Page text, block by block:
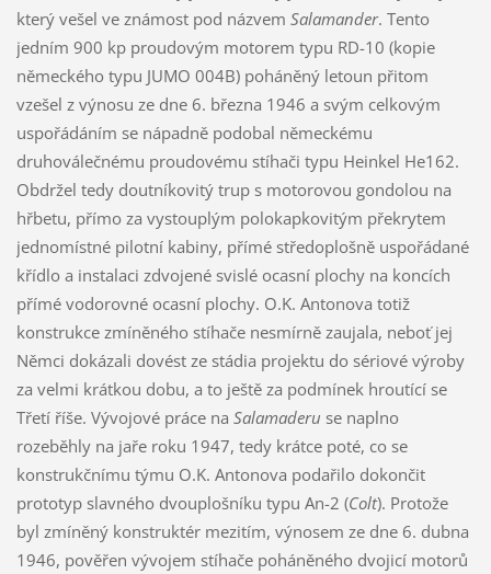
který vešel ve známost pod názvem Salamander. Tento
jedním 900 kp proudovým motorem typu RD-10 (kopie
německého typu JUMO 004B) poháněný letoun přitom
vzešel z výnosu ze dne 6. března 1946 a svým celkovým
uspořádáním se nápadně podobal německému
druhoválečnému proudovému stíhači typu Heinkel He162.
Obdržel tedy doutníkovitý trup s motorovou gondolou na
hřbetu, přímo za vystouplým polokapkovitým překrytem
jednomístné pilotní kabiny, přímé středoplošně uspořádané
křídlo a instalaci zdvojené svislé ocasní plochy na koncích
přímé vodorovné ocasní plochy. O.K. Antonova totiž
konstrukce zmíněného stíhače nesmírně zaujala, neboť jej
Němci dokázali dovést ze stádia projektu do sériové výroby
za velmi krátkou dobu, a to ještě za podmínek hroutící se
Třetí říše. Vývojové práce na Salamaderu se naplno
rozeběhly na jaře roku 1947, tedy krátce poté, co se
konstrukčnímu týmu O.K. Antonova podařilo dokončit
prototyp slavného dvouplošníku typu An-2 (Colt). Protože
byl zmíněný konstruktér mezitím, výnosem ze dne 6. dubna
1946, pověřen vývojem stíhače poháněného dvojicí motorů